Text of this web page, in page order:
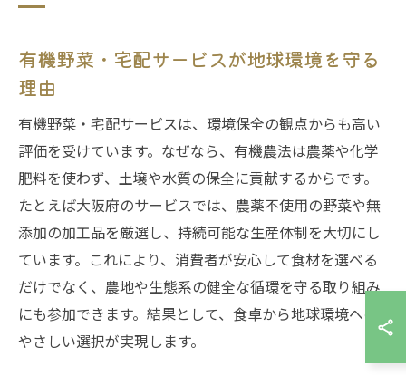
有機野菜・宅配サービスが地球環境を守る
理由
有機野菜・宅配サービスは、環境保全の観点からも高い
評価を受けています。なぜなら、有機農法は農薬や化学
肥料を使わず、土壌や水質の保全に貢献するからです。
たとえば大阪府のサービスでは、農薬不使用の野菜や無
添加の加工品を厳選し、持続可能な生産体制を大切にし
ています。これにより、消費者が安心して食材を選べる
だけでなく、農地や生態系の健全な循環を守る取り組み
にも参加できます。結果として、食卓から地球環境への
やさしい選択が実現します。